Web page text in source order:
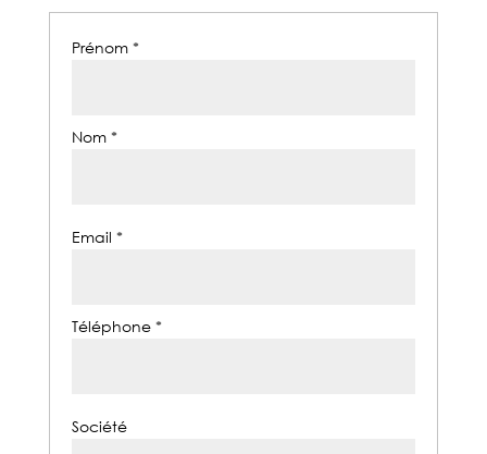
Prénom *
Nom *
Email *
Téléphone *
Société